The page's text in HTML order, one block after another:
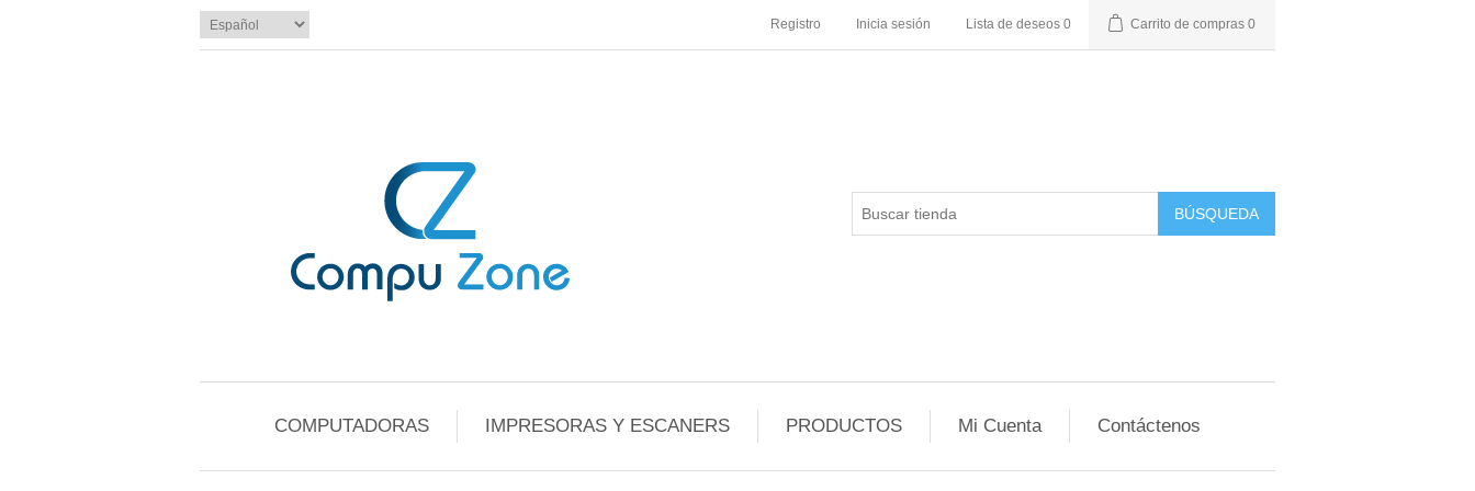
Registro Inicia sesión Lista de deseos 0 Carrito de compras 0
BÚSQUEDA
COMPUTADORAS IMPRESORAS Y ESCANERS PRODUCTOS Mi Cuenta Contáctenos